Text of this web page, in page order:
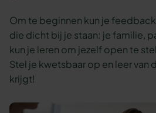
Om te beginnen kun je
die dicht bij je staan: je familie,
kun je leren om jezelf open te
Stel je kwetsbaar op en leer van
krijgt!